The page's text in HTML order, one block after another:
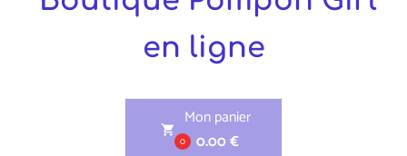
en ligne
shopping_cart
0
Mon panier
0.00 €